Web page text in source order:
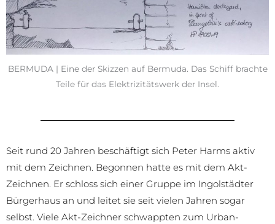
BERMUDA | Eine der Skizzen auf Bermuda. Das Schiff brachte
Teile für das Elektrizitätswerk der Insel.
Seit rund 20 Jahren beschäftigt sich Peter Harms aktiv
mit dem Zeichnen. Begonnen hatte es mit dem Akt-
Zeichnen. Er schloss sich einer Gruppe im Ingolstädter
Bürgerhaus an und leitet sie seit vielen Jahren sogar
selbst. Viele Akt-Zeichner schwappten zum Urban-